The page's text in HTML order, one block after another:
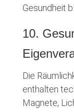
Gesundheit
10.
Die
enthalten
Magnete,